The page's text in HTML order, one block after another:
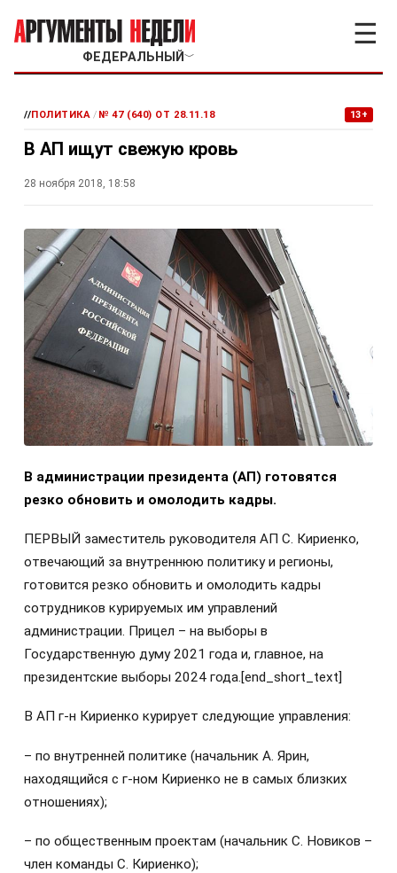
ФЕДЕРАЛЬНЫЙ ﹀
☰
//ПОЛИТИКА / № 47 (640) ОТ 28.11.18 13+
В АП ищут свежую кровь
28 ноября 2018, 18:58
В администрации президента (АП) готовятся
резко обновить и омолодить кадры.
ПЕРВЫЙ заместитель руководителя АП С. Кириенко,
отвечающий за внутреннюю политику и регионы,
готовится резко обновить и омолодить кадры
сотрудников курируемых им управлений
администрации. Прицел – на выборы в
Государственную думу 2021 года и, главное, на
президентские выборы 2024 года.[end_short_text]
В АП г-н Кириенко курирует следующие управления:
– по внутренней политике (начальник А. Ярин,
находящийся с г-ном Кириенко не в самых близких
отношениях);
– по общественным проектам (начальник С. Новиков –
член команды С. Кириенко);